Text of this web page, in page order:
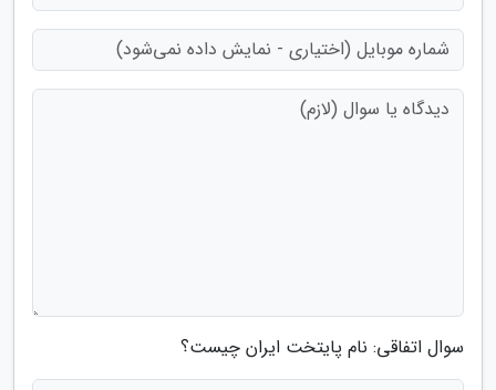
سوال اتفاقی: نام پایتخت ایران چیست؟